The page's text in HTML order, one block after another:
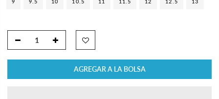
AGREGAR A LA BOLSA